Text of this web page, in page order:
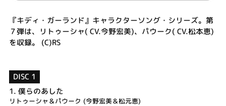
『キディ・ガーランド』キャラクターソング・シリーズ。第
７弾は、リトゥーシャ( CV.今野宏美)、パウーク( CV.松本恵)
を収録。 (C)RS
DISC 1
1. 僕らのあした
リトゥーシャ＆パウーク (今野宏美＆松元恵)